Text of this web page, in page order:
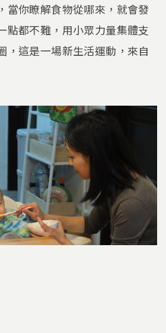
當你瞭解食物從哪來，就會發
點都不難，用小眾力量集體支
，這是一場新生活運動，來自